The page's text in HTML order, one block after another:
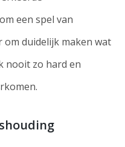
een spel van
om duidelijk maken wat
nooit zo hard en